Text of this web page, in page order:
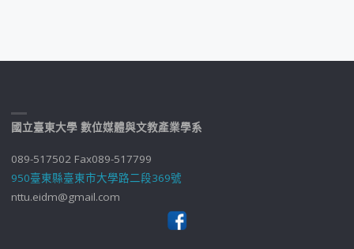
國立臺東大學 數位媒體與文教產業學系
089-517502 Fax089-517799
950臺東縣臺東市大學路二段369號
nttu.eidm@gmail.com